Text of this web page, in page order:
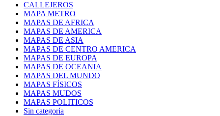
CALLEJEROS
MAPA METRO
MAPAS DE AFRICA
MAPAS DE AMERICA
MAPAS DE ASIA
MAPAS DE CENTRO AMERICA
MAPAS DE EUROPA
MAPAS DE OCEANIA
MAPAS DEL MUNDO
MAPAS FÍSICOS
MAPAS MUDOS
MAPAS POLITICOS
Sin categoría